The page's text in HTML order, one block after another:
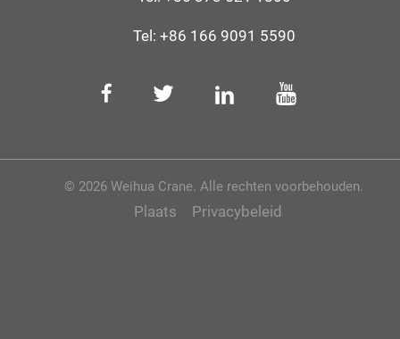
Tel: +86 166 9091 5590
© 2026 Weihua Crane. Alle rechten voorbehouden.
Plaats Privacybeleid